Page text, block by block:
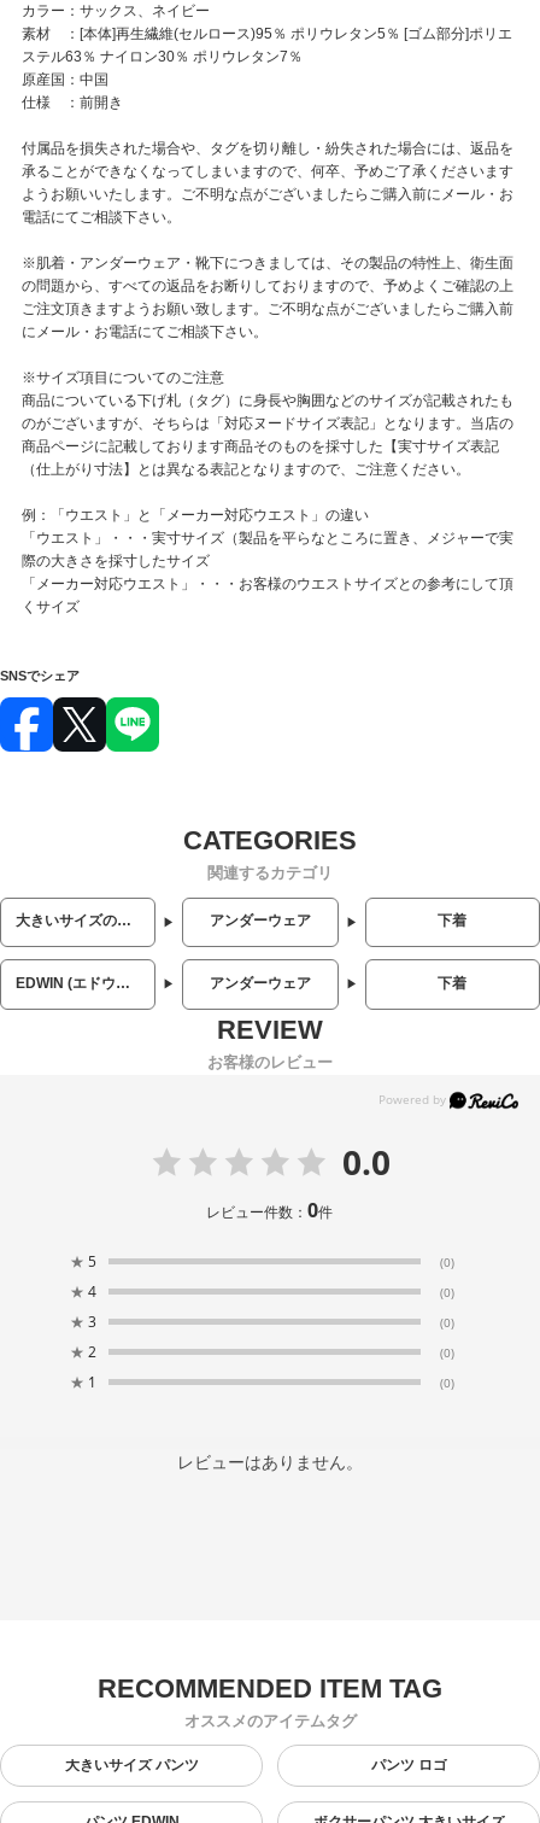
カラー：サックス、ネイビー
素材 ：[本体]再生繊維(セルロース)95％ ポリウレタン5％ [ゴム部分]ポリエ
ステル63％ ナイロン30％ ポリウレタン7％
原産国：中国
仕様 ：前開き
付属品を損失された場合や、タグを切り離し・紛失された場合には、返品を
承ることができなくなってしまいますので、何卒、予めご了承くださいます
ようお願いいたします。ご不明な点がございましたらご購入前にメール・お
電話にてご相談下さい。
※肌着・アンダーウェア・靴下につきましては、その製品の特性上、衛生面
の問題から、すべての返品をお断りしておりますので、予めよくご確認の上
ご注文頂きますようお願い致します。ご不明な点がございましたらご購入前
にメール・お電話にてご相談下さい。
※サイズ項目についてのご注意
商品についている下げ札（タグ）に身長や胸囲などのサイズが記載されたも
のがございますが、そちらは「対応ヌードサイズ表記」となります。当店の
商品ページに記載しております商品そのものを採寸した【実寸サイズ表記
（仕上がり寸法】とは異なる表記となりますので、ご注意ください。
例：「ウエスト」と「メーカー対応ウエスト」の違い
「ウエスト」・・・実寸サイズ（製品を平らなところに置き、メジャーで実
際の大きさを採寸したサイズ
「メーカー対応ウエスト」・・・お客様のウエストサイズとの参考にして頂
くサイズ
SNSでシェア
関連するカテゴリ
大きいサイズのメンズ服 アンダーウェア 下着
EDWIN (エドウィン) アンダーウェア 下着
お客様のレビュー
0.0
レビュー件数：0件
★ 5 (0)
★ 4 (0)
★ 3 (0)
★ 2 (0)
★ 1 (0)
レビューはありません。
オススメのアイテムタグ
大きいサイズ パンツ パンツ ロゴ